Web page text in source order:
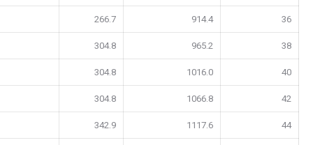
36
914.4
266.7
38
965.2
304.8
40
1016.0
304.8
42
1066.8
304.8
44
1117.6
342.9